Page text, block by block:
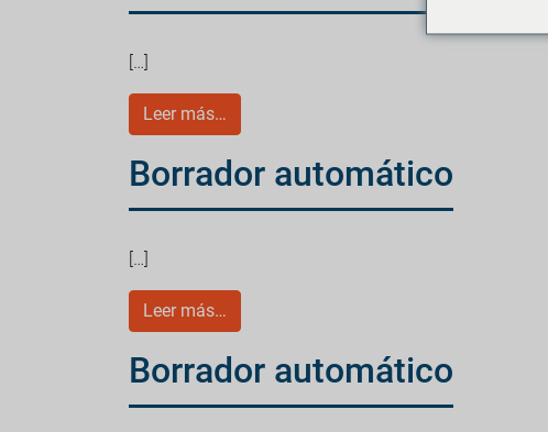
[…]
Leer más…
Borrador automático
[…]
Leer más…
Borrador automático